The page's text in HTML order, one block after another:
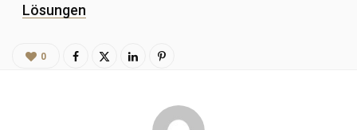
Lösungen
0